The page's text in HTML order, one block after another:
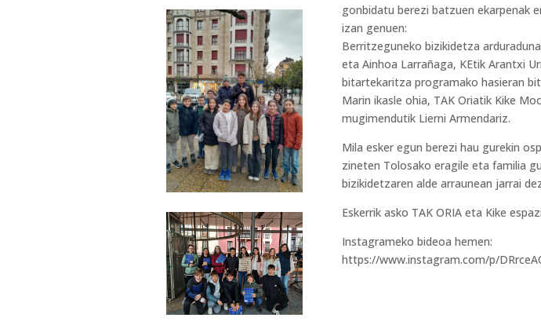
gonbidatu berezi batzuen ekarpenak
izan genuen:
Berritzeguneko bizikidetza
eta Ainhoa Larrañaga, KEtik Arantxi
bitartekaritza programako hasieran
Marin ikasle ohia, TAK Oriatik Kike
mugimendutik Lierni Armendariz.
Mila esker egun berezi hau gurekin
zineten Tolosako eragile eta familia
bizikidetzaren alde arraunean jarrai
Eskerrik asko TAK ORIA eta Kike
Instagrameko bideoa hemen:
https://www.instagram.com/p/